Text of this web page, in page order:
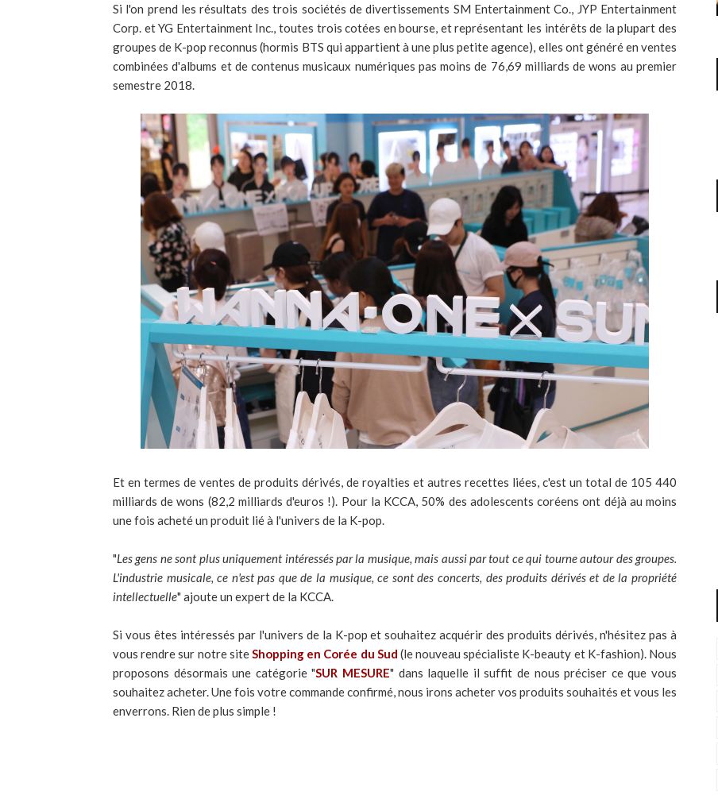
Si l'on prend les résultats des trois sociétés de divertissements SM Entertainment Co., JYP Entertainment
Corp. et YG Entertainment Inc., toutes trois cotées en bourse, et représentant les intérêts de la plupart des
groupes de K-pop reconnus (hormis BTS qui appartient à une plus petite agence), elles ont généré en ventes
combinées d'albums et de contenus musicaux numériques pas moins de 76,69 milliards de wons au premier
semestre 2018.
Et en termes de ventes de produits dérivés, de royalties et autres recettes liées, c'est un total de 105 440
milliards de wons (82,2 milliards d'euros !). Pour la KCCA, 50% des adolescents coréens ont déjà au moins
une fois acheté un produit lié à l'univers de la K-pop.
"Les gens ne sont plus uniquement intéressés par la musique, mais aussi par tout ce qui tourne autour des groupes.
L'industrie musicale, ce n'est pas que de la musique, ce sont des concerts, des produits dérivés et de la propriété
intellectuelle" ajoute un expert de la KCCA.
Si vous êtes intéressés par l'univers de la K-pop et souhaitez acquérir des produits dérivés, n'hésitez pas à
vous rendre sur notre siteShopping en Corée du Sud (le nouveau spécialiste K-beauty et K-fashion). Nous
proposons désormais une catégorie "SUR MESURE" dans laquelle il suffit de nous préciser ce que vous
souhaitez acheter. Une fois votre commande confirmé, nous irons acheter vos produits souhaités et vous les
enverrons. Rien de plus simple !